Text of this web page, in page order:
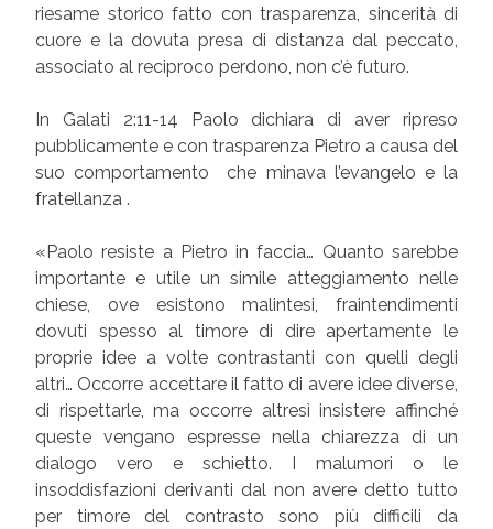
riesame storico fatto con trasparenza, sincerità di
cuore e la dovuta presa di distanza dal peccato,
associato al reciproco perdono, non c’è futuro.
In Galati 2:11-14 Paolo dichiara di aver ripreso
pubblicamente e con trasparenza Pietro a causa del
suo comportamento che minava l’evangelo e la
fratellanza .
«Paolo resiste a Pietro in faccia… Quanto sarebbe
importante e utile un simile atteggiamento nelle
chiese, ove esistono malintesi, fraintendimenti
dovuti spesso al timore di dire apertamente le
proprie idee a volte contrastanti con quelli degli
altri… Occorre accettare il fatto di avere idee diverse,
di rispettarle, ma occorre altresì insistere affinché
queste vengano espresse nella chiarezza di un
dialogo vero e schietto. I malumori o le
insoddisfazioni derivanti dal non avere detto tutto
per timore del contrasto sono più difficili da